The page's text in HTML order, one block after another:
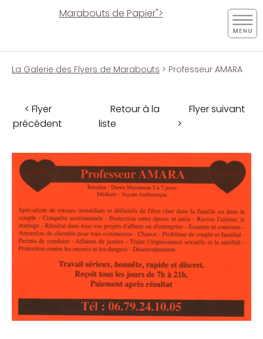
Marabouts de Papier">
La Galerie des Flyers de Marabouts > Professeur AMARA
< Flyer
précédent
Retour à la
liste
Flyer suivant
>